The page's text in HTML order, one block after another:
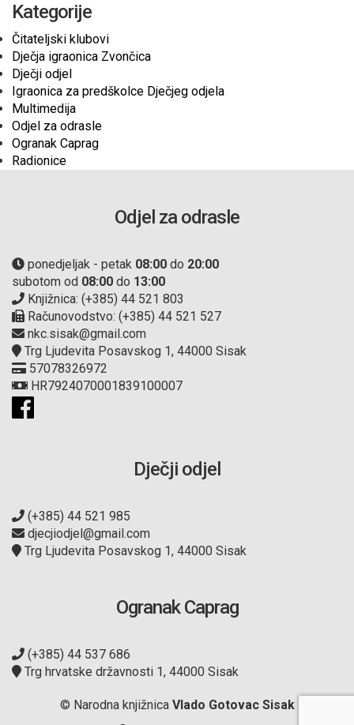
Kategorije
Čitateljski klubovi
Dječja igraonica Zvončica
Dječji odjel
Igraonica za predškolce Dječjeg odjela
Multimedija
Odjel za odrasle
Ogranak Caprag
Radionice
Odjel za odrasle
ponedjeljak - petak 08:00 do 20:00
subotom od 08:00 do 13:00
Knjižnica: (+385) 44 521 803
Računovodstvo: (+385) 44 521 527
nkc.sisak@gmail.com
Trg Ljudevita Posavskog 1, 44000 Sisak
57078326972
HR7924070001839100007
Dječji odjel
(+385) 44 521 985
djecjiodjel@gmail.com
Trg Ljudevita Posavskog 1, 44000 Sisak
Ogranak Caprag
(+385) 44 537 686
Trg hrvatske državnosti 1, 44000 Sisak
© Narodna knjižnica Vlado Gotovac Sisak